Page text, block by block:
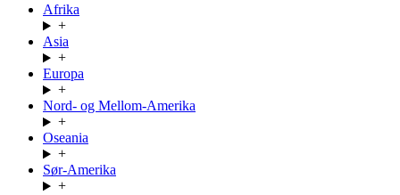
Afrika
+
Asia
+
Europa
+
Nord- og Mellom-Amerika
+
Oseania
+
Sør-Amerika
+